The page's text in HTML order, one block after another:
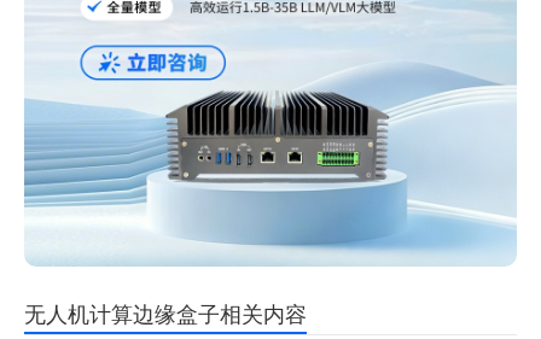
无人机计算边缘盒子相关内容